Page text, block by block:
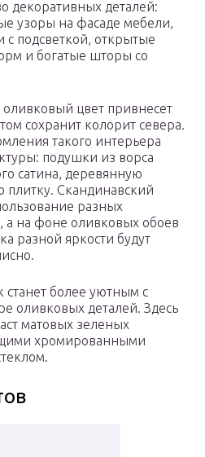
декоративных деталей:
узоры на фасаде мебели,
с подсветкой, открытые
и богатые шторы со
оливковый цвет привнесет
сохранит колорит севера.
такого интерьера
подушки из ворса
сатина, деревянную
Скандинавский
разных
а на фоне оливковых обоев
разной яркости будут
станет более уютным с
оливковых деталей. Здесь
матовых зеленых
хромированными